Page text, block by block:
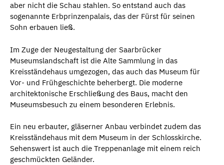
aber nicht die Schau stahlen. So entstand auch das
sogenannte Erbprinzenpalais, das der Fürst für seinen
Sohn erbauen ließ.
Im Zuge der Neugestaltung der Saarbrücker
Museumslandschaft ist die Alte Sammlung in das
Kreisständehaus umgezogen, das auch das Museum für
Vor- und Frühgeschichte beherbergt. Die moderne
architektonische Erschließung des Baus, macht den
Museumsbesuch zu einem besonderen Erlebnis.
Ein neu erbauter, gläserner Anbau verbindet zudem das
Kreisständehaus mit dem Museum in der Schlosskirche.
Sehenswert ist auch die Treppenanlage mit einem reich
geschmückten Geländer.